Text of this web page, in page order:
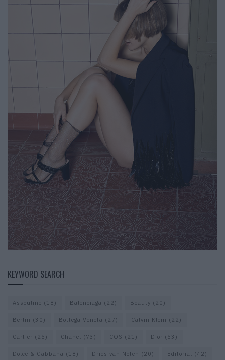
KEYWORD SEARCH
Assouline (18) Balenciaga (22) Beauty (20)
Berlin (30) Bottega Veneta (27) Calvin Klein (22)
Cartier (25) Chanel (73) COS (21) Dior (53)
Dolce & Gabbana (18) Dries van Noten (20) Editorial (42)